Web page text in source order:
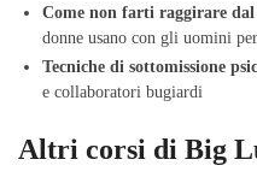
Come non farti raggirare dal
donne usano con gli uomini
Tecniche di sottomissione
e collaboratori bugiardi
Altri corsi di Big